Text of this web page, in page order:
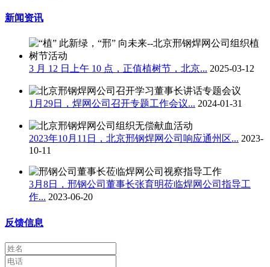
新闻资讯
3 月 12 日上午 10 点，正值植树节，北京... 2025-03-12
1月29日，焊网公司召开专题工作会议... 2024-01-31
2023年10月11日，北京邢钢焊网公司响应通州区... 2023-
10-11
3月8日，邢钢公司董事长张育明莅临焊网公司指导工
作... 2023-06-20
反馈信息